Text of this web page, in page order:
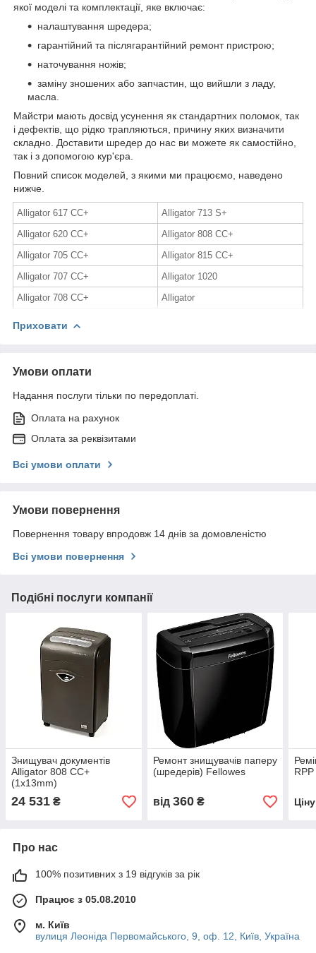
якої моделі та комплектації, яке включає:
налаштування шредера;
гарантійний та післягарантійний ремонт пристрою;
наточування ножів;
заміну зношених або запчастин, що вийшли з ладу,
масла.
Майстри мають досвід усунення як стандартних поломок, так
і дефектів, що рідко трапляються, причину яких визначити
складно. Доставити шредер до нас ви можете як самостійно,
так і з допомогою кур'єра.
Повний список моделей, з якими ми працюємо, наведено
нижче.
Alligator 617 CC+ Alligator 713 S+
Alligator 620 CC+ Alligator 808 CC+
Alligator 705 CC+ Alligator 815 CC+
Alligator 707 CC+ Alligator 1020
Alligator 708 CC+ Alligator
Приховати
Умови оплати
Надання послуги тільки по передоплаті.
Оплата на рахунок
Оплата за реквізитами
Всі умови оплати
Умови повернення
Повернення товару впродовж 14 днів за домовленістю
Всі умови повернення
Подібні послуги компанії
Знищувач документів
Alligator 808 CC+
(1x13mm)
24 531 ₴
Ремонт знищувачів паперу
(шредерів) Fellowes
від 360₴
Про нас
100% позитивних з 19 відгуків за рік
Працює з 05.08.2010
м. Київ
вулиця Леоніда Первомайського, 9, оф. 12, Київ, Україна